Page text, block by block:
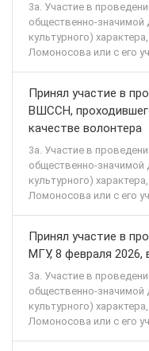
3а. Участие в
общественно-значимой
культурного)
Ломоносова или с его
Принял участие в
ВШССН,
качестве волонтера
3а. Участие в
общественно-значимой
культурного)
Ломоносова или с его
Принял участие в
МГУ, 8 февраля 2026,
3а. Участие в
общественно-значимой
культурного)
Ломоносова или с его